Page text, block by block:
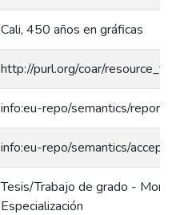
Cali, 450 años en gráficas
http://purl.org/coar/
info:eu-repo/semantics/report
info:eu-repo/semantics/
Tesis/Trabajo de grado -
Especialización